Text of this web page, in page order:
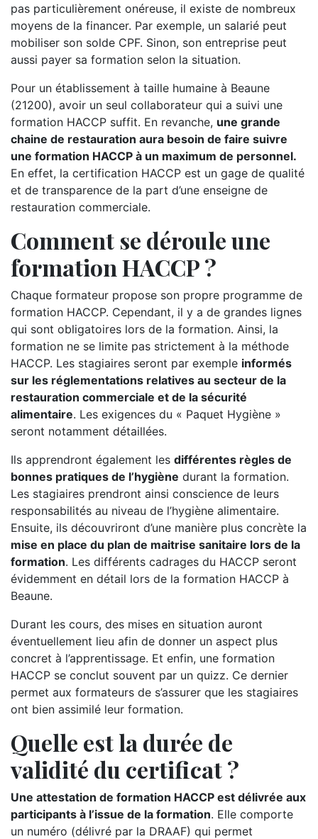
pas particulièrement onéreuse, il existe de nombreux
moyens de la financer. Par exemple, un salarié peut
mobiliser son solde CPF. Sinon, son entreprise peut
aussi payer sa formation selon la situation.
Pour un établissement à taille humaine à Beaune
(21200), avoir un seul collaborateur qui a suivi une
formation HACCP suffit. En revanche, une grande
chaine de restauration aura besoin de faire suivre
une formation HACCP à un maximum de personnel.
En effet, la certification HACCP est un gage de qualité
et de transparence de la part d’une enseigne de
restauration commerciale.
Comment se déroule une
formation HACCP ?
Chaque formateur propose son propre programme de
formation HACCP. Cependant, il y a de grandes lignes
qui sont obligatoires lors de la formation. Ainsi, la
formation ne se limite pas strictement à la méthode
HACCP. Les stagiaires seront par exemple informés
sur les réglementations relatives au secteur de la
restauration commerciale et de la sécurité
alimentaire. Les exigences du « Paquet Hygiène »
seront notamment détaillées.
Ils apprendront également les différentes règles de
bonnes pratiques de l’hygiène durant la formation.
Les stagiaires prendront ainsi conscience de leurs
responsabilités au niveau de l’hygiène alimentaire.
Ensuite, ils découvriront d’une manière plus concrète la
mise en place du plan de maitrise sanitaire lors de la
formation. Les différents cadrages du HACCP seront
évidemment en détail lors de la formation HACCP à
Beaune.
Durant les cours, des mises en situation auront
éventuellement lieu afin de donner un aspect plus
concret à l’apprentissage. Et enfin, une formation
HACCP se conclut souvent par un quizz. Ce dernier
permet aux formateurs de s’assurer que les stagiaires
ont bien assimilé leur formation.
Quelle est la durée de
validité du certificat ?
Une attestation de formation HACCP est délivrée aux
participants à l’issue de la formation. Elle comporte
un numéro (délivré par la DRAAF) qui permet